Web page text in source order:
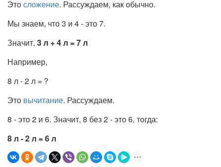
Этосложение. Рассуждаем, как обычно.
Мы знаем, что 3 и 4 - это 7.
Значит, 3 л + 4 л = 7 л
Например,
8 л - 2 л = ?
Это вычитание. Рассуждаем.
8 - это 2 и 6. Значит, 8 без 2 - это 6, тогда:
8 л - 2 л = 6 л